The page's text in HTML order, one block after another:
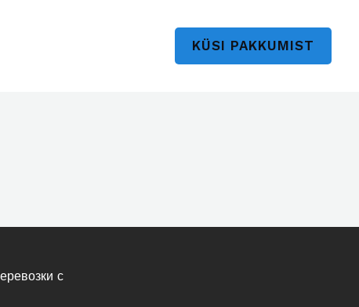
KÜSI PAKKUMIST
с